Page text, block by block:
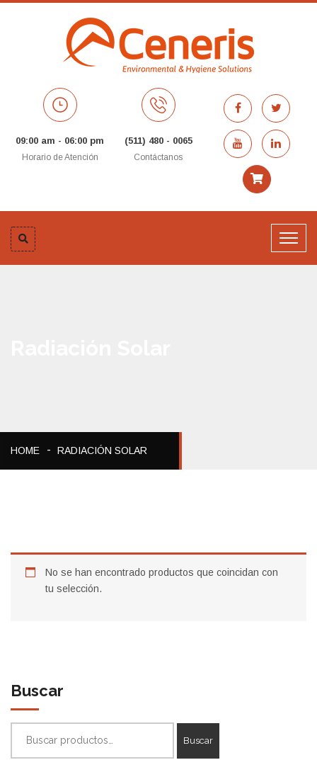
09:00 am - 06:00 pm
Horario de Atención
(511) 480 - 0065
Contáctanos
HOME RADIACIÓN SOLAR
No se han encontrado productos que coincidan con
tu selección.
Buscar
por:
Buscar